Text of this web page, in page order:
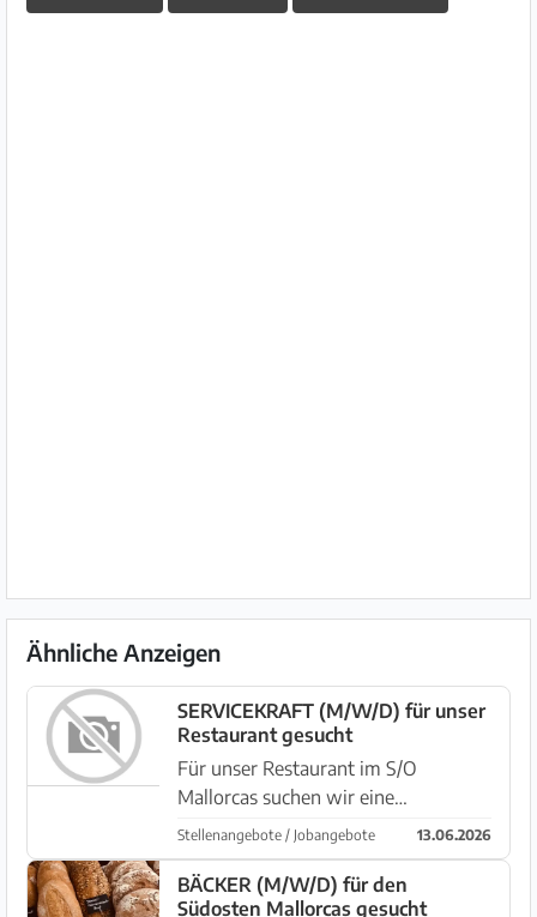
Ähnliche Anzeigen
SERVICEKRAFT (M/W/D) für unser
Restaurant gesucht
Für unser Restaurant im S/O
Mallorcas suchen wir eine
freundliche und zuverlässige
Servicekraft. Sie arbeiten gerne mit
Gästen, sind teamfähig und
serviceorientiert. Erfahrung im
Stellenangebote / Jobangebote 13.06.2026
BÄCKER (M/W/D) für den
Südosten Mallorcas gesucht